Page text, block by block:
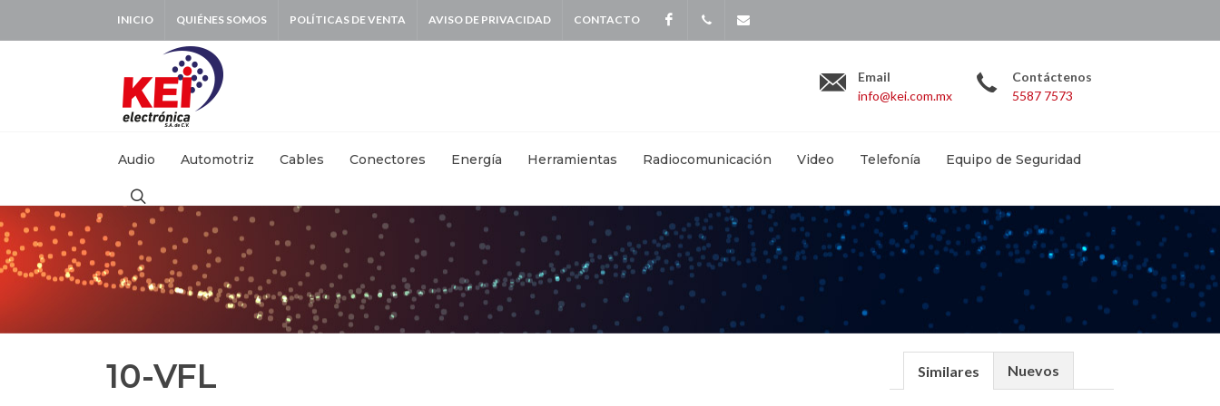
INICIO QUIÉNES SOMOS POLÍTICAS DE VENTA AVISO DE PRIVACIDAD CONTACTO Facebook
55871570
Email
info@kei.com.mx
Contáctenos
5587 7573
Audio Automotriz Cables Conectores Energía Herramientas Radiocomunicación Video Telefonía Equipo de Seguridad
10-VFL Similares Nuevos